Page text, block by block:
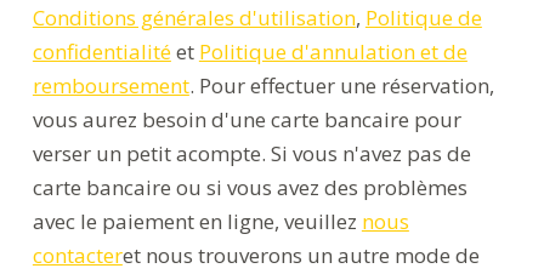
Conditions générales d'utilisation, Politique de
confidentialitéet Politique d'annulation et de
remboursement. Pour effectuer une réservation,
vous aurez besoin d'une carte bancaire pour
verser un petit acompte. Si vous n'avez pas de
carte bancaire ou si vous avez des problèmes
avec le paiement en ligne, veuillez nous
contacteret nous trouverons un autre mode de